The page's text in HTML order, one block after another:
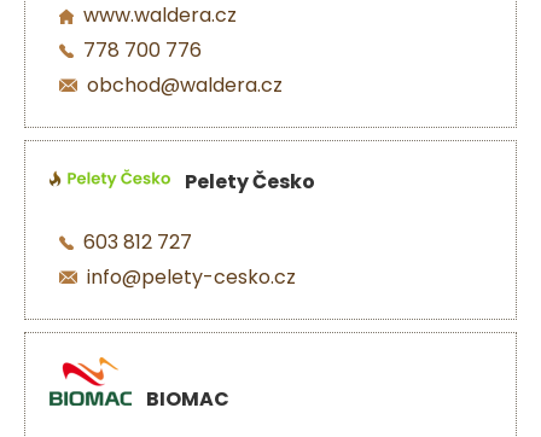
www.waldera.cz
778 700 776
obchod@waldera.cz
Pelety Česko
603 812 727
info@pelety-cesko.cz
BIOMAC